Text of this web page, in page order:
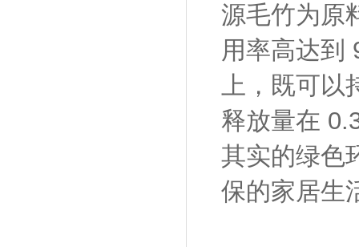
源毛竹为原
用率高达到
上，既可以
释放量在
其实的绿色
保的家居生